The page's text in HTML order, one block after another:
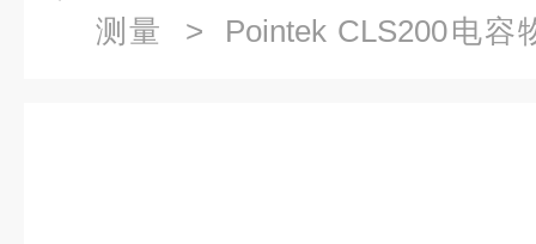
测量 > Pointek CLS200电容